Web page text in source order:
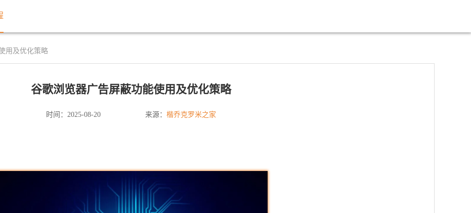
用及优化策略
谷歌浏览器广告屏蔽功能使用及优化策略
时间：2025-08-20 来源： 楷乔克罗米之家